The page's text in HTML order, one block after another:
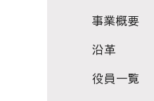
事業概要
沿革
役員一覧